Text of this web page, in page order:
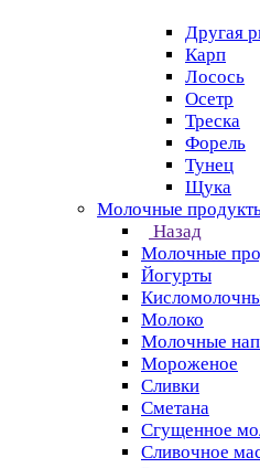
Другая
Карп
Лосось
Осетр
Треска
Форель
Тунец
Щука
Молочные
Назад
Молочные
Йогурты
Молоко
Молочные
Мороженое
Сливки
Сметана
Сгущенное
Сливочное